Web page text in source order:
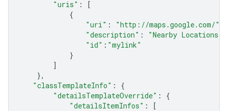
"uris" :
[
{
"uri" : "http://maps.google.com/"
"description" : "Nearby Locations"
"id" : "mylink"
}
]
},
"classTemplateInfo" :
{
"detailsTemplateOverride" :
{
"detailsItemInfos" :
[